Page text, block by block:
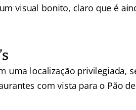
visual bonito, claro que é
uma localização privilegiada,
com vista para o Pão